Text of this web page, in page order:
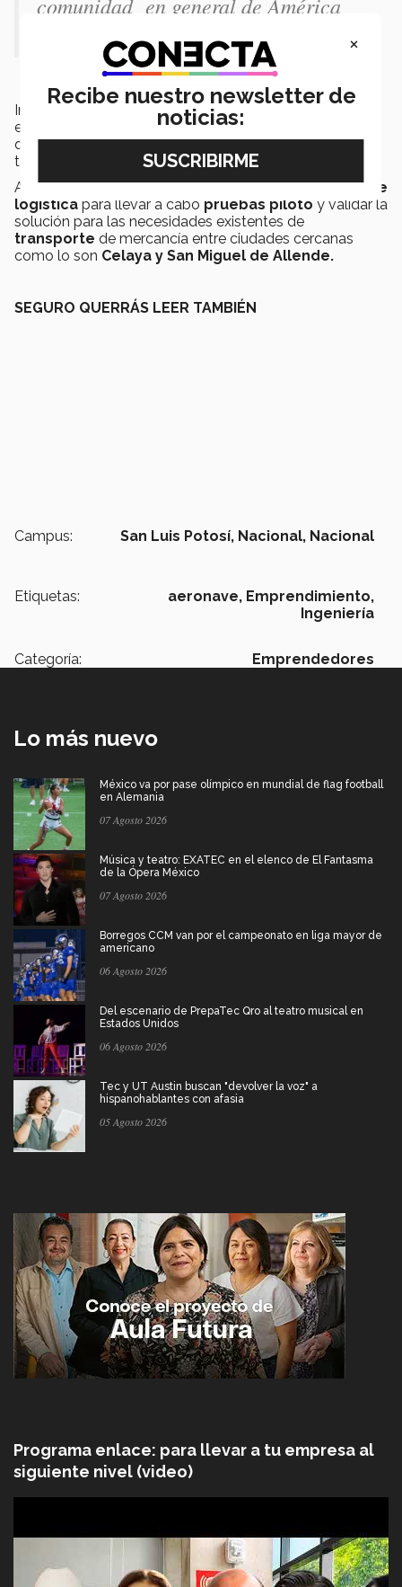
Involucrando así al alumnado a que formen parte de
este esfuerzo en conjunto, brindando
que no sólo van desde el entornoacadémicosino
también de la manera práctica con su startup.
Además, la colaboración con una empresa mexicana
de
logística para llevar a cabo pruebas piloto y validar la
solución para las necesidades existentes de
transporte de mercancía entre ciudades cercanas
como lo son Celaya y San Miguel de Allende.
SEGURO QUERRÁS LEER TAMBIÉN
Campus: San Luis Potosí, Nacional, Nacional
Etiquetas: aeronave, Emprendimiento,
Ingeniería
Categoría: Emprendedores
Lo más nuevo
México va por pase olímpico en mundial de flag football
en Alemania
07 Agosto 2026
Música y teatro: EXATEC en el elenco de El Fantasma
de la Ópera México
07 Agosto 2026
Borregos CCM van por el campeonato en liga mayor de
americano
06 Agosto 2026
Del escenario de PrepaTec Qro al teatro musical en
Estados Unidos
06 Agosto 2026
Tec y UT Austin buscan "devolver la voz" a
hispanohablantes con afasia
05 Agosto 2026
Programa enlace: para llevar a tu empresa al
siguiente nivel (video)
×
Recibe nuestro newsletter de
noticias: